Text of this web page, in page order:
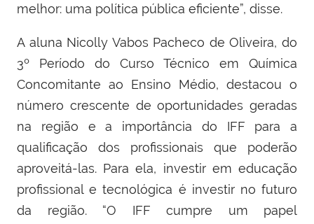
melhor: uma política pública eficiente”, disse.
A aluna Nicolly Vabos Pacheco de Oliveira, do
3º Período do Curso Técnico em Química
Concomitante ao Ensino Médio, destacou o
número crescente de oportunidades geradas
na região e a importância do IFF para a
qualificação dos profissionais que poderão
aproveitá-las. Para ela, investir em educação
profissional e tecnológica é investir no futuro
da região. “O IFF cumpre um papel